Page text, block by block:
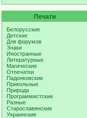
Печати
Белорусские
Детские
Для форумов
Знаки
Иностранные
Литературные
Магические
Отпечатки
Падонковские
Прикольные
Природа
Программистские
Разные
Старославянские
Украинские